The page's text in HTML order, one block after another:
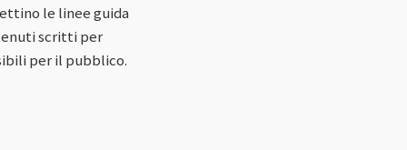
le linee guida
scritti per
per il pubblico.